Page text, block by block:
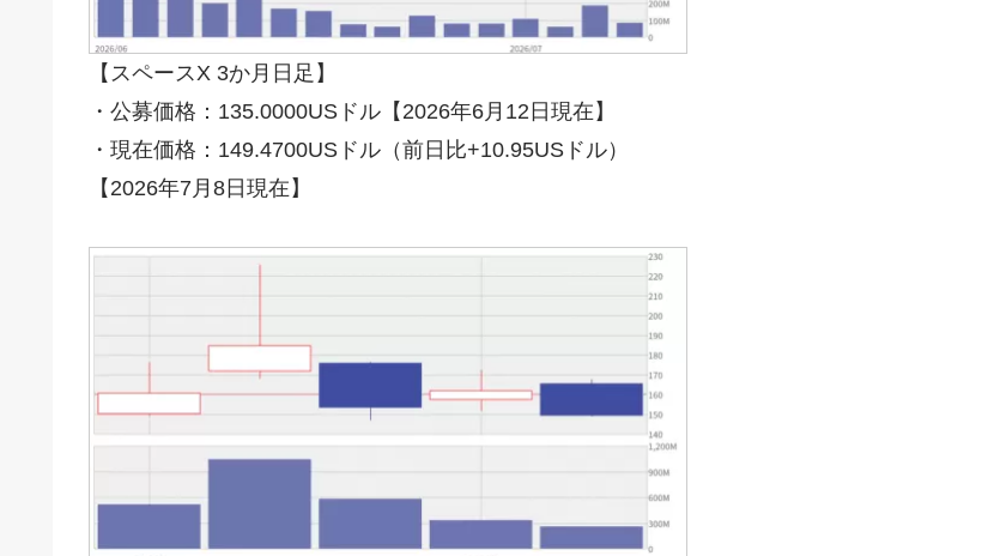
【スペースX 3か月日足】
・公募価格：135.0000USドル【2026年6月12日現在】
・現在価格：149.4700USドル（前日比+10.95USドル）
【2026年7月8日現在】